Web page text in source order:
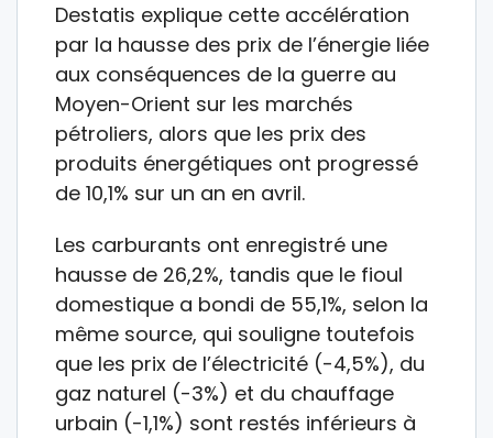
Destatis explique cette accélération
par la hausse des prix de l’énergie liée
aux conséquences de la guerre au
Moyen-Orient sur les marchés
pétroliers, alors que les prix des
produits énergétiques ont progressé
de 10,1% sur un an en avril.
Les carburants ont enregistré une
hausse de 26,2%, tandis que le fioul
domestique a bondi de 55,1%, selon la
même source, qui souligne toutefois
que les prix de l’électricité (-4,5%), du
gaz naturel (-3%) et du chauffage
urbain (-1,1%) sont restés inférieurs à